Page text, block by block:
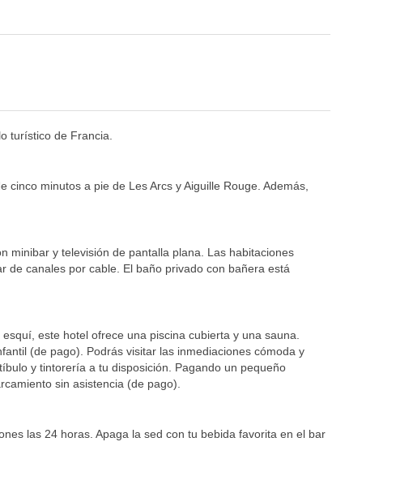
turístico de Francia.
minutos a pie de Les Arcs y Aiguille Rouge. Además,
minibar y televisión de pantalla plana. Las habitaciones
de canales por cable. El baño privado con bañera está
este hotel ofrece una piscina cubierta y una sauna.
(de pago). Podrás visitar las inmediaciones cómoda y
y tintorería a tu disposición. Pagando un pequeño
sin asistencia (de pago).
las 24 horas. Apaga la sed con tu bebida favorita en el bar